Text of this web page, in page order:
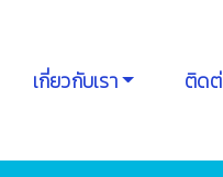
เกี่ยวกับเรา ติดต่